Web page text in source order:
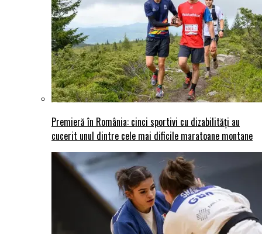
Premieră în România: cinci sportivi cu dizabilități au
cucerit unul dintre cele mai dificile maratoane montane